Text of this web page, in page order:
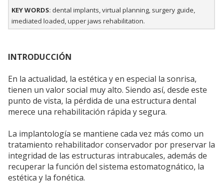
KEY WORDS: dental implants, virtual planning, surgery guide,
imediated loaded, upper jaws rehabilitation.
INTRODUCCIÓN
En la actualidad, la estética y en especial la sonrisa,
tienen un valor social muy alto. Siendo así, desde este
punto de vista, la pérdida de una estructura dental
merece una rehabilitación rápida y segura.
La implantología se mantiene cada vez más como un
tratamiento rehabilitador conservador por preservar la
integridad de las estructuras intrabucales, además de
recuperar la función del sistema estomatognático, la
estética y la fonética.